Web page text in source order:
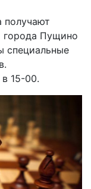
получают
города Пущино
специальные
15-00.